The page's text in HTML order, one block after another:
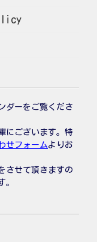
ダーをご覧くださ
にございます。特
せフォームよりお
させて頂きますの
。